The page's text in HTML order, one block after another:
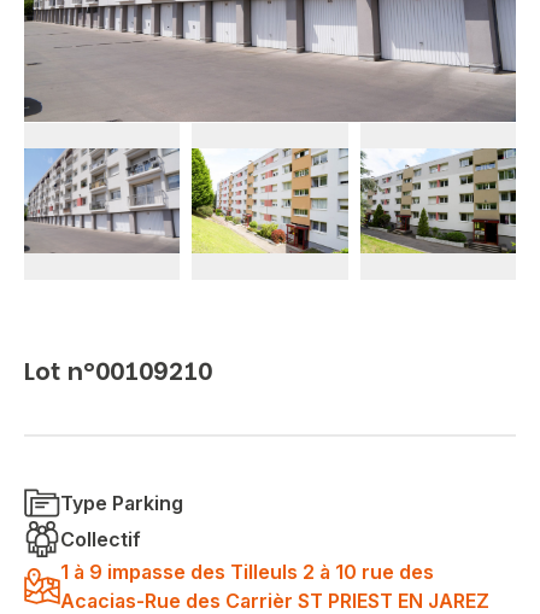
Lot n°00109210
Type Parking
Collectif
1 à 9 impasse des Tilleuls 2 à 10 rue des
Acacias-Rue des Carrièr ST PRIEST EN JAREZ